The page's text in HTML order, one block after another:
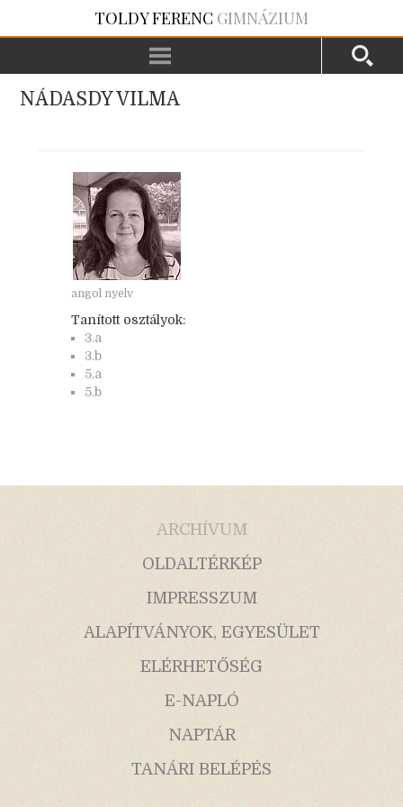
TOLDY FERENC GIMNÁZIUM
NÁDASDY VILMA
angol nyelv
Tanított osztályok:
3.a
3.b
5.a
5.b
ARCHÍVUM
OLDALTÉRKÉP
IMPRESSZUM
ALAPÍTVÁNYOK, EGYESÜLET
ELÉRHETŐSÉG
E-NAPLÓ
NAPTÁR
TANÁRI BELÉPÉS